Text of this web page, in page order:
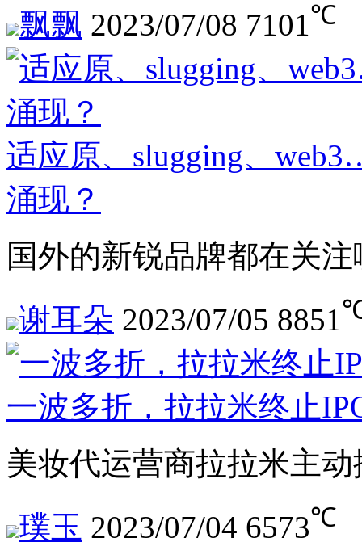
飘飘 2023/07/08 7101℃
适应原、slugging、
涌现？
国外的新锐品牌都在关
谢耳朵 2023/07/05 8851
一波多折，拉拉米终止
美妆代运营商拉拉米主
璞玉 2023/07/04 6573℃